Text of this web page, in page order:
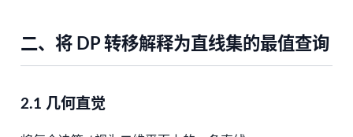
二、将 DP 转移解释为直线集的最值查询
2.1 几何直觉